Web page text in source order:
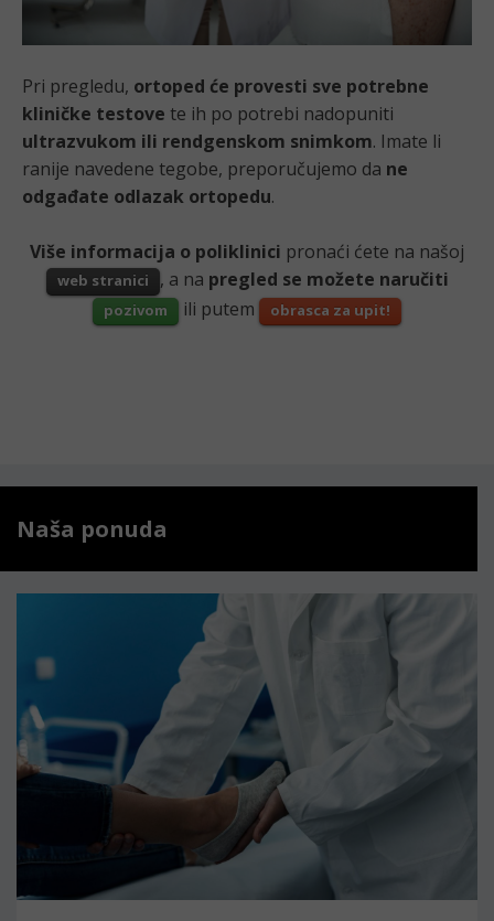
Pri pregledu, ortoped će provesti sve potrebne
kliničke testove te ih po potrebi nadopuniti
ultrazvukom ili rendgenskom snimkom. Imate li
ranije navedene tegobe, preporučujemo da ne
odgađate odlazak ortopedu.
Više informacija o poliklinici pronaći ćete na našoj
web stranici , a na pregled se možete naručiti
pozivom ili putem obrasca za upit!
Naša ponuda